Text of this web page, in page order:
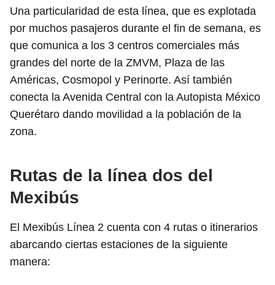
Una particularidad de esta línea, que es explotada
por muchos pasajeros durante el fin de semana, es
que comunica a los 3 centros comerciales más
grandes del norte de la ZMVM, Plaza de las
Américas, Cosmopol y Perinorte. Así también
conecta la Avenida Central con la Autopista México
Querétaro dando movilidad a la población de la
zona.
Rutas de la línea dos del
Mexibús
El Mexibús Línea 2 cuenta con 4 rutas o itinerarios
abarcando ciertas estaciones de la siguiente
manera: